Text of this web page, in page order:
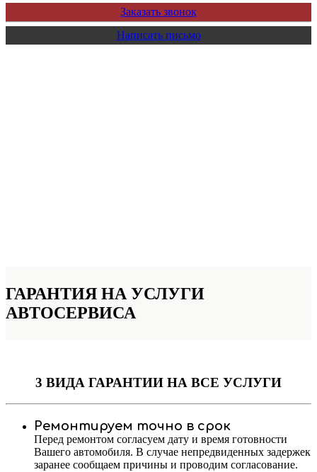
Заказать звонок
Написать письмо
ГАРАНТИЯ НА УСЛУГИ
АВТОСЕРВИСА
3 ВИДА ГАРАНТИИ НА ВСЕ УСЛУГИ
Ремонтируем точно в срок
Перед ремонтом согласуем дату и время готовности
Вашего автомобиля. В случае непредвиденных задержек
заранее сообщаем причины и проводим согласование.